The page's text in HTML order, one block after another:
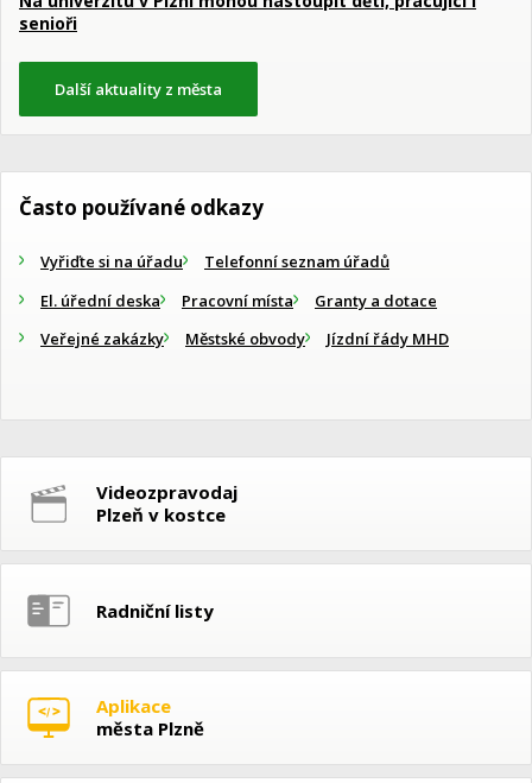
senioři
Další aktuality z města
Často používané odkazy
Vyřiďte si na úřadu
Telefonní seznam úřadů
El. úřední deska
Pracovní místa
Granty a dotace
Veřejné zakázky
Městské obvody Jízdní řády MHD
Videozpravodaj
Plzeň v kostce
Radniční listy
Aplikace
města Plzně